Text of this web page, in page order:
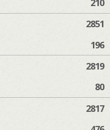
210
2851
196
2819
80
2817